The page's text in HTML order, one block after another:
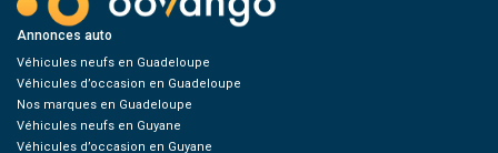
Annonces auto
Véhicules neufs en Guadeloupe
Véhicules d’occasion en Guadeloupe
Nos marques en Guadeloupe
Véhicules neufs en Guyane
Véhicules d’occasion en Guyane